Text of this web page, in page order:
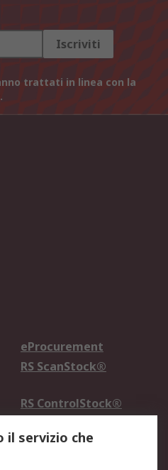
Iscriviti
trattati in linea con la
.
eProcurement
RS ScanStock®
RS ControlStock®
il servizio che